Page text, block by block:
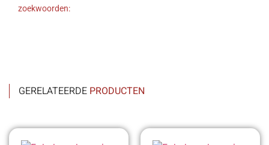
zoekwoorden:
GERELATEERDE PRODUCTEN